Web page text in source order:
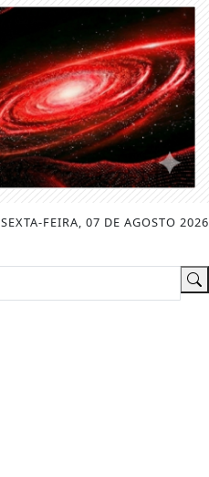
SEXTA-FEIRA, 07 DE AGOSTO 2026